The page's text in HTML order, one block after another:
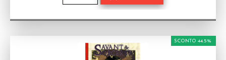
SCONTO 44.5%